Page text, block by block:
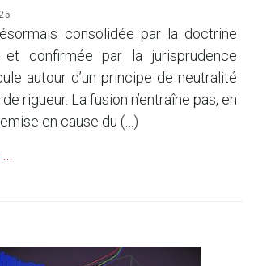
consolidée par la doctrine
et confirmée par la jurisprudence
autour d’un principe de neutralité
rigueur. La fusion n’entraîne pas, en
en cause du (…)
...